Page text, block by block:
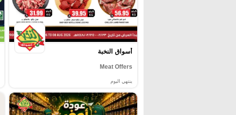
أسواق النخبة
Meat Offers
ينتهي اليوم